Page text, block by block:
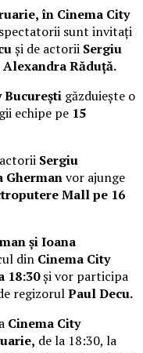
în Cinema City
sunt invitați
și de actorii Sergiu
Alexandra Răduță.
București găzduiește o
echipe pe 15
Sergiu
Ghermanvor ajunge
Mall pe 16
și Ioana
din Cinema City
18:30și vor participa
regizorulPaul Decu.
Cinema City
de la 18:30, la